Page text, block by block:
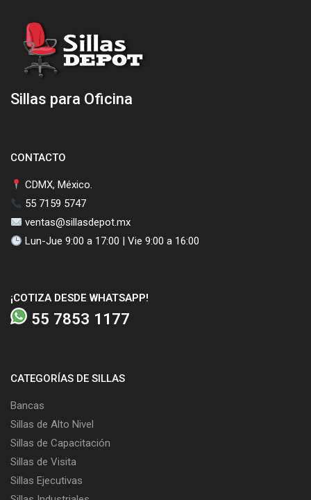
Sillas para Oficina
CONTACTO
CDMX, México.
55 7159 5747
ventas@sillasdepot.mx
Lun-Jue 9:00 a 17:00 | Vie 9:00 a 16:00
¡COTIZA DESDE WHATSAPP!
55 7853 1177
CATEGORÍAS DE SILLAS
Bancas
Sillas de Alto Nivel
Sillas de Capacitación
Sillas de Visita
Sillas Ejecutivas